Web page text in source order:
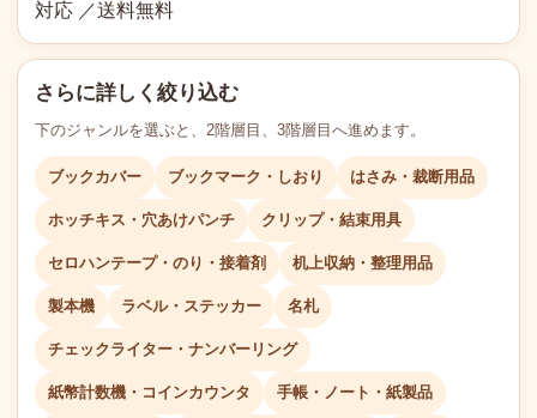
対応 ／送料無料
さらに詳しく絞り込む
下のジャンルを選ぶと、2階層目、3階層目へ進めます。
ブックカバー ブックマーク・しおり はさみ・裁断用品
ホッチキス・穴あけパンチ クリップ・結束用具
セロハンテープ・のり・接着剤 机上収納・整理用品
製本機 ラベル・ステッカー 名札
チェックライター・ナンバーリング
紙幣計数機・コインカウンタ 手帳・ノート・紙製品